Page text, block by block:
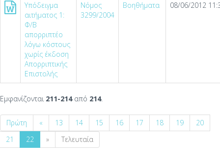
Υπόδειγμα
αιτήματος 1:
Φ/Β
απορριπτέο
λόγω κόστους
χωρίς έκδοση
Απορριπτικής
Επιστολής
Νόμος
3299/2004
Βοηθήματα 08/06/2012
Εμφανίζονται 211-214από 214.
Πρώτη « 13 14 15 16 17 18 19
20
21
22 » Τελευταία